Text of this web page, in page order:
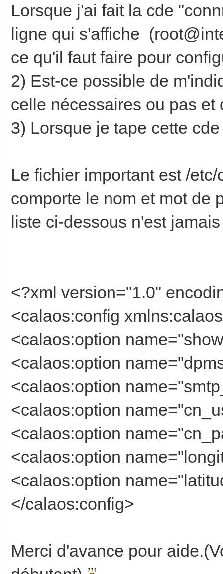
Lorsque j'ai fait la cde
ligne qui s'affiche
ce qu'il faut faire pour
2) Est-ce possible de
celle nécessaires ou pas
3) Lorsque je tape cette
Le fichier important est /
comporte le nom et mot de
liste ci-dessous n'est
<?xml version="1.0"
<calaos:config
<calaos:option
<calaos:option
<calaos:option
<calaos:option
<calaos:option
<calaos:option
<calaos:option
</calaos:config>
Merci d'avance pour